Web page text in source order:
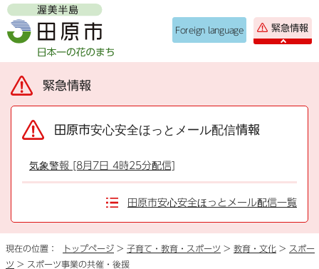
Foreign language 緊急情報
緊急情報
田原市安心安全ほっとメール配信情報
気象警報 [8月7日 4時25分配信]
田原市安心安全ほっとメール配信一覧
現在の位置： トップページ > 子育て・教育・スポーツ > 教育・文化 > スポー
ツ > スポーツ事業の共催・後援